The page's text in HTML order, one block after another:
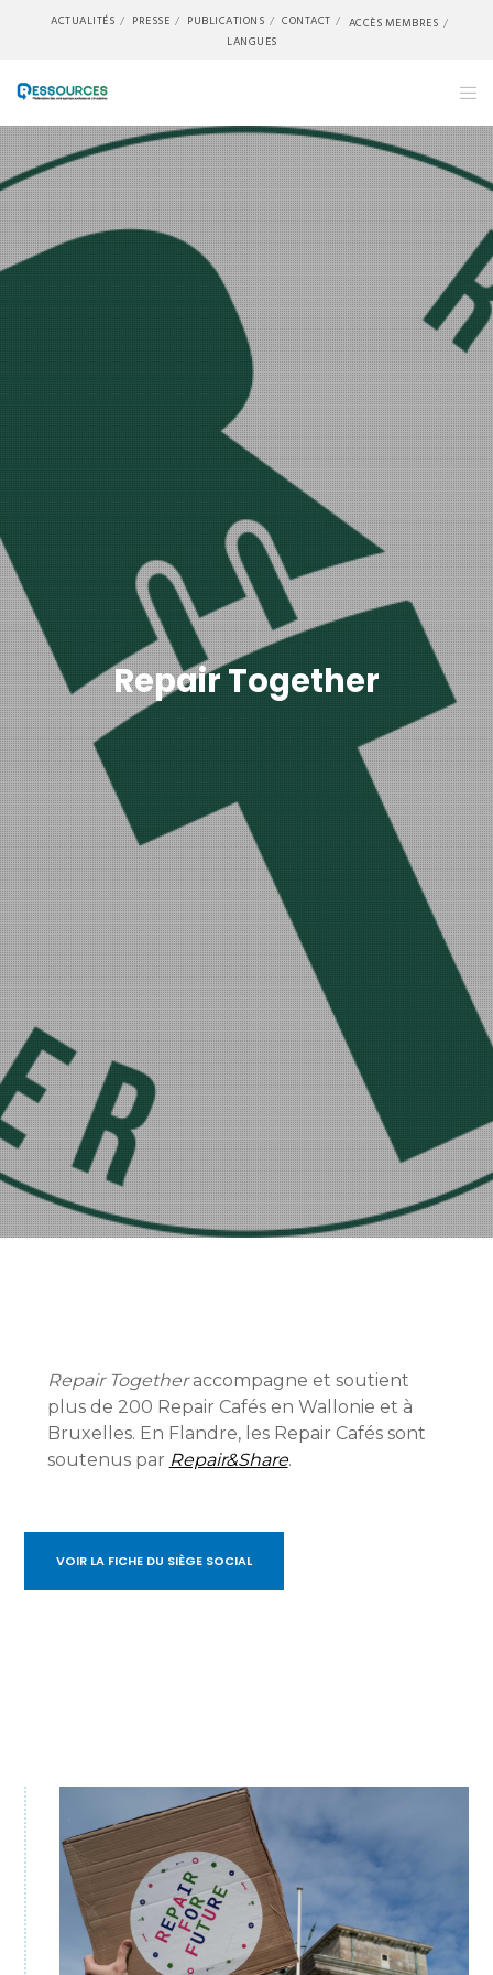
ACTUALITÉS PRESSE PUBLICATIONS CONTACT
ACCÈS MEMBRES
LANGUES
Repair Together
Repair Togetheraccompagne et soutient
plus de 200 Repair Cafés en Wallonie et à
Bruxelles. En Flandre, les Repair Cafés sont
soutenus par Repair&Share.
VOIR LA FICHE DU SIÈGE SOCIAL